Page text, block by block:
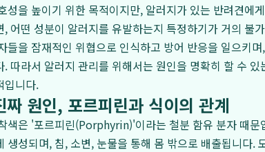
성을 높이기 위한 목적이지만, 알러지가 있는 반려견에
어떤 성분이 알러지를 유발하는지 특정하기가 거의 불
들을 잠재적인 위협으로 인식하고 방어 반응을 일으키
따라서 알러지 관리를 위해서는 원인을 명확히 할 수 있
입니다.
짜 원인, 포르피린과 식이의 관계
색은 '포르피린(Porphyrin)'이라는 철분 함유 분자 때문
생성되며, 침, 소변, 눈물을 통해 몸 밖으로 배출됩니다.